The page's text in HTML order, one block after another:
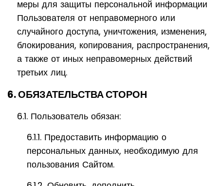
меры для защиты персональной информации
Пользователя от неправомерного или
случайного доступа, уничтожения, изменения,
блокирования, копирования, распространения,
а также от иных неправомерных действий
третьих лиц.
6. ОБЯЗАТЕЛЬСТВА СТОРОН
6.1. Пользователь обязан:
6.1.1. Предоставить информацию о
персональных данных, необходимую для
пользования Сайтом.